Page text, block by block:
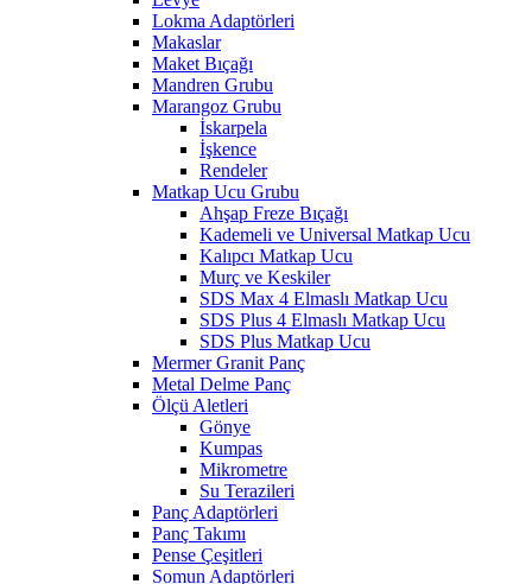
Lokma Adaptörleri
Makaslar
Maket Bıçağı
Mandren Grubu
Marangoz Grubu
İskarpela
İşkence
Rendeler
Matkap Ucu Grubu
Ahşap Freze Bıçağı
Kademeli ve Universal Matkap Ucu
Kalıpcı Matkap Ucu
Murç ve Keskiler
SDS Max 4 Elmaslı Matkap Ucu
SDS Plus 4 Elmaslı Matkap Ucu
SDS Plus Matkap Ucu
Mermer Granit Panç
Metal Delme Panç
Ölçü Aletleri
Gönye
Kumpas
Mikrometre
Su Terazileri
Panç Adaptörleri
Panç Takımı
Pense Çeşitleri
Somun Adaptörleri